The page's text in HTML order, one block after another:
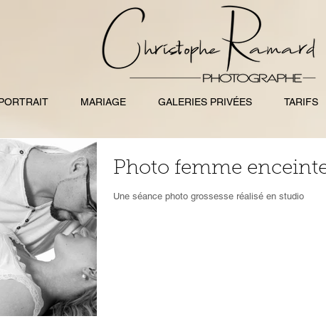
MARIAGE GALERIES PRIVÉES TARIFS
Photo femme
Une séance photo grossesse réalisé en studio